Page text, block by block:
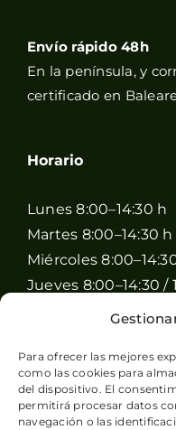
Para ofrecer las mejores
como las cookies para
del dispositivo. El
permitirá procesar datos
navegación o las
Envío rápido 48h
En la península, y
certificado en
Horario
Lunes 8:00–14:30 h
Martes 8:00–14:30 h
Miércoles
Jueves 8:00–14:30 /
Viernes 8:00–14:30 /
Domingo Cerrado